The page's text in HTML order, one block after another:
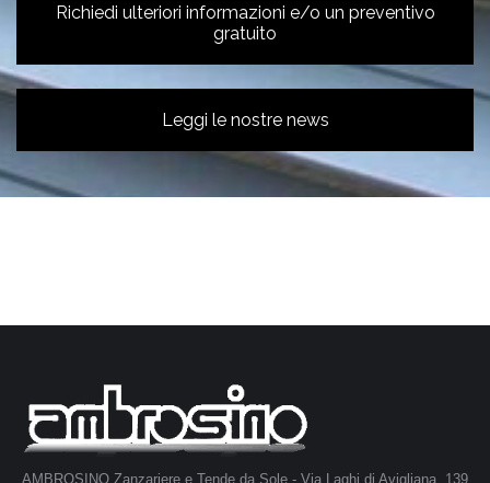
Richiedi ulteriori informazioni e/o un preventivo
gratuito
Leggi le nostre news
AMBROSINO Zanzariere e Tende da Sole - Via Laghi di Avigliana, 139